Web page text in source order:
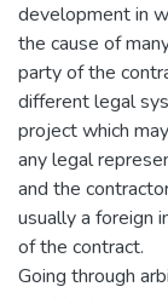
development in
the cause of
party of the
different legal
project which
any legal
and the
usually a foreign
of the contract.
Going through